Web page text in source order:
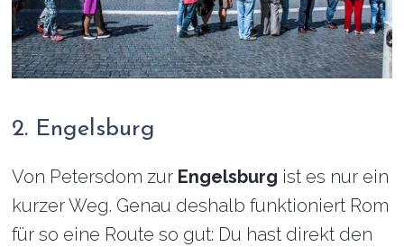
2. Engelsburg
Von Petersdom zur Engelsburg ist es nur ein
kurzer Weg. Genau deshalb funktioniert Rom
für so eine Route so gut: Du hast direkt den